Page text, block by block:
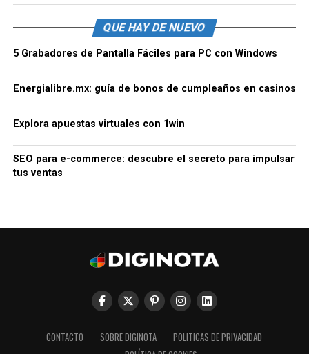
QUE HAY DE NUEVO
5 Grabadores de Pantalla Fáciles para PC con Windows
Energialibre.mx: guía de bonos de cumpleaños en casinos
Explora apuestas virtuales con 1win
SEO para e-commerce: descubre el secreto para impulsar
tus ventas
CONTACTO SOBRE DIGINOTA
POLITICAS DE PRIVACIDAD